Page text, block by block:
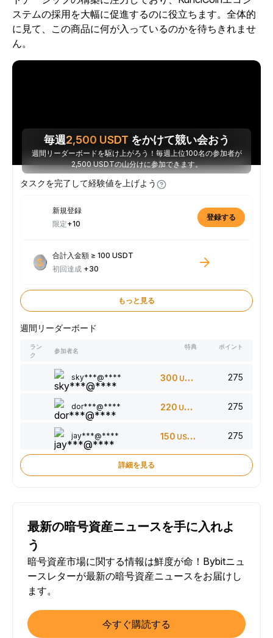
ステムの採用を大幅に促進するのに役立ちます。全体的
に見て、この商品に何が入っているのかを待ちきれませ
ん。
毎週2,500 USDT をかけて競い会おう
週間リーダーボードを駆け上がろう！毎週上位100名の参加者が
2,500 USDTの山分けに参加できます。
タスクを完了して経験値を上げよう
新規登録
限定+10
登録する
合計入金額 ≥ 100 USDT
初回達成 +30
もっと見る
週間リーダーボード
ラン
ク
参加者名
特典 ポイント
sky***@**** 300 USDT 275
dor***@**** 220 USDT 275
jay***@**** 150 USDT 275
詳細を見る
最新の暗号資産ニュースを手に入れよ
う
暗号資産市場に関する情報は鮮度が命！Bybitニュ
ースレターが最新の暗号資産ニュースをお届けし
ます。
今すぐ購読する